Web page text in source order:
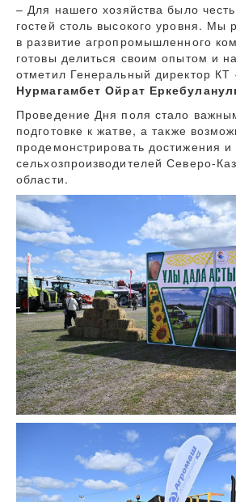
– Для нашего хозяйства было
гостей столь высокого уровня. Мы
в развитие агропромышленного
готовы делиться своим опытом и
отметил Генеральный директор
Нурмагамбет Ойрат
Проведение Дня поля стало
подготовке к жатве, а также
продемонстрировать достижения и
сельхозпроизводителей Северо-
области.